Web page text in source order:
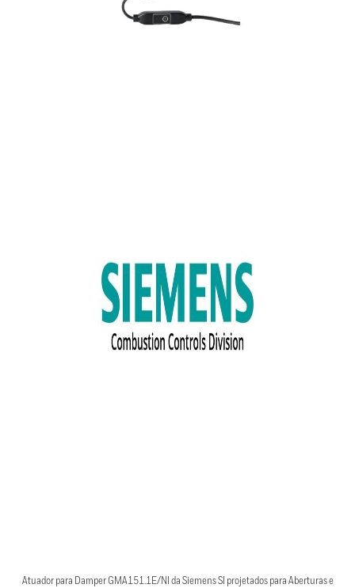
Atuador para Damper GMA151.1E/NI da Siemens SI projetados para Aberturas e